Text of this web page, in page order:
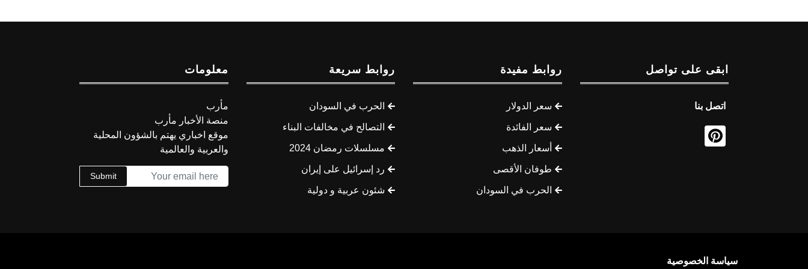
ابقى على تواصل
اتصل بنا
روابط مفيدة
سعر الدولار
سعر الفائدة
أسعار الذهب
طوفان الأقصى
الحرب في السودان
روابط سريعة
الحرب في السودان
التصالح في مخالفات البناء
مسلسلات رمضان 2024
رد إسرائيل على إيران
شئون عربية و دولية
معلومات
مأرب
منصة الأخبار مأرب
موقع اخباري يهتم بالشؤون المحلية
والعربية والعالمية
Submit
سياسة الخصوصية